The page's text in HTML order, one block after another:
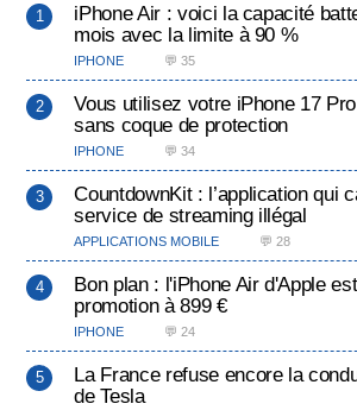
iPhone Air : voici la capacité
mois avec la limite à 90 %
IPHONE 💬 35
Vous utilisez votre iPhone 17
sans coque de protection
IPHONE 💬 34
CountdownKit : l’application qui
service de streaming illégal
APPLICATIONS MOBILE 💬 28
Bon plan : l'iPhone Air d'Apple
promotion à 899 €
IPHONE 💬 24
La France refuse encore la
de Tesla